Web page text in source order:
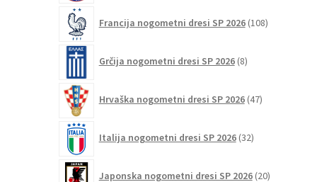
Francija nogometni dresi SP 2026 108izdelkov
Grčija nogometni dresi SP 2026 8izdelkov
Hrvaška nogometni dresi SP 2026 47izdelkov
Italija nogometni dresi SP 2026 32izdelkov
Japonska nogometni dresi SP 2026 20